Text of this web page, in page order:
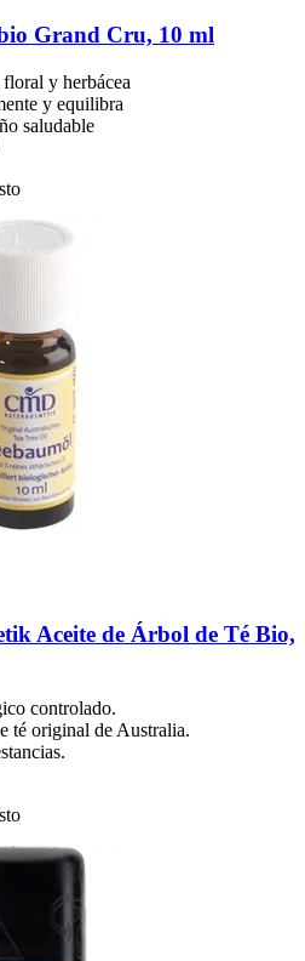
Grand Cru, 10 ml
y herbácea
y equilibra
saludable
Aceite de Árbol de Té Bio,
controlado.
té original de Australia.